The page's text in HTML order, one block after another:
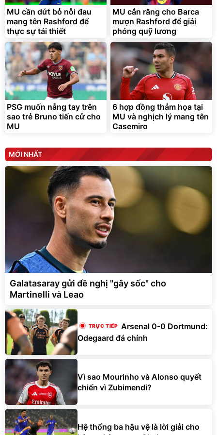
295.000đ
Đã bán nhiều
MU cần dứt bỏ nỗi đau
mang tên Rashford để
thực sự tái thiết
MU cắn răng cho Barca
mượn Rashford để giải
phóng quỹ lương
PSG muốn nẫng tay trên
sao trẻ Bruno tiến cử cho
MU
6 hợp đồng thảm họa tại
MU và nghịch lý mang tên
Casemiro
MỚI NHẤT
Galatasaray gửi đề nghị "gây sốc" cho
Martinelli và Leao
Arsenal 0-0 Dortmund:
Odegaard đá chính
Vì sao Mourinho và Alonso quyết
chiến vì Zubimendi?
Hệ thống ba hậu vệ là lời giải cho